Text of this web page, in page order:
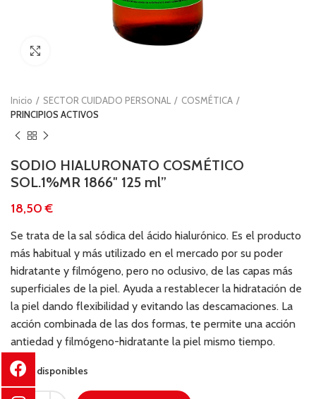
Inicio SECTOR CUIDADO PERSONAL
COSMÉTICA
PRINCIPIOS ACTIVOS
SODIO HIALURONATO COSMÉTICO
SOL.1%MR 1866″ 125 ml”
€
Se trata de la sal sódica del ácido hialurónico. Es el producto
más habitual y más utilizado en el mercado por su poder
hidratante y filmógeno, pero no oclusivo, de las capas más
superficiales de la piel. Ayuda a restablecer la hidratación de
la piel dando flexibilidad y evitando las descamaciones. La
acción combinada de las dos formas, te permite una acción
antiedad y filmógeno-hidratante la piel mismo tiempo.
72 disponibles